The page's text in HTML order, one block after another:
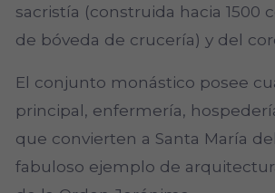
sacristía (construida hacia 1500
de bóveda de crucería) y del
El conjunto monástico posee
principal, enfermería,
que convierten a Santa María
fabuloso ejemplo de